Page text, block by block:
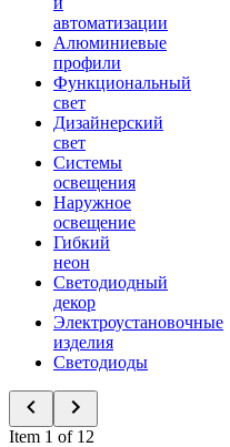
автоматизации
Алюминиевые
профили
Функциональный
свет
Дизайнерский
свет
Системы
освещения
Наружное
освещение
Гибкий
неон
Светодиодный
декор
Электроустановочные
изделия
Светодиоды
Item 1 of 12